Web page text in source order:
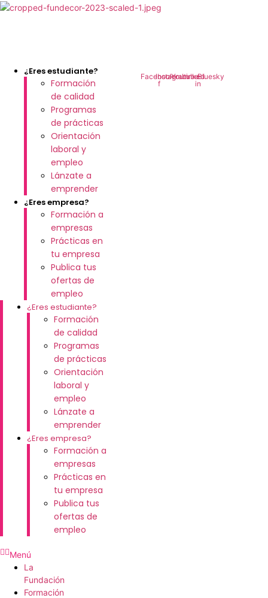
Ir
¿Eres estudiante?
Formación
de calidad
Programas
de prácticas
Orientación
laboral y
empleo
Lánzate a
emprender
¿Eres empresa?
Formación a
empresas
Prácticas en
tu empresa
Publica tus
ofertas de
empleo
¿Eres estudiante?
Formación
de calidad
Programas
de prácticas
Orientación
laboral y
empleo
Lánzate a
emprender
¿Eres empresa?
Formación a
empresas
Prácticas en
tu empresa
Publica tus
ofertas de
empleo
Facebook-
f
Instagram
Youtube
Linkedin-
in
Bluesky
Menú
La
Fundación
Formación